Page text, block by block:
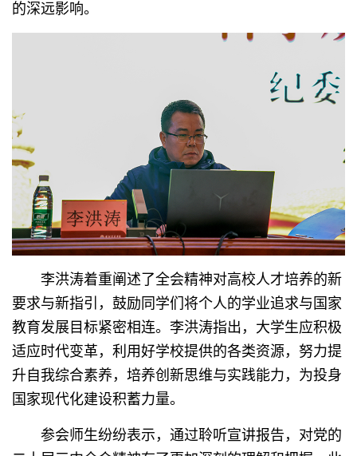
的深远影响。
李洪涛着重阐述了全会精神对高校人才培养的新
要求与新指引，鼓励同学们将个人的学业追求与国家
教育发展目标紧密相连。李洪涛指出，大学生应积极
适应时代变革，利用好学校提供的各类资源，努力提
升自我综合素养，培养创新思维与实践能力，为投身
国家现代化建设积蓄力量。
参会师生纷纷表示，通过聆听宣讲报告，对党的